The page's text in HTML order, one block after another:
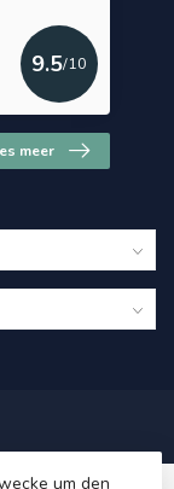
9.5/10
meer
um den